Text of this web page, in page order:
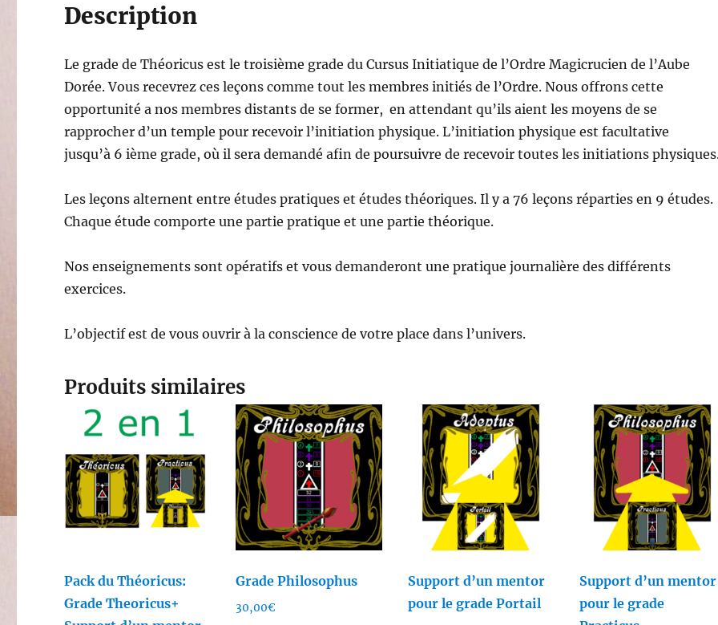
Description
Le grade de Théoricus est le troisième grade du Cursus Initiatique de l’Ordre Magicrucien de l’Aube
Dorée. Vous recevrez ces leçons comme tout les membres initiés de l’Ordre. Nous offrons cette
opportunité a nos membres distants de se former, en attendant qu’ils aient les moyens de se
rapprocher d’un temple pour recevoir l’initiation physique. L’initiation physique est facultative
jusqu’à 6 ième grade, où il sera demandé afin de poursuivre de recevoir toutes les initiations
Les leçons alternent entre études pratiques et études théoriques. Il y a 76 leçons réparties en 9 études.
Chaque étude comporte une partie pratique et une partie théorique.
Nos enseignements sont opératifs et vous demanderont une pratique journalière des différents
exercices.
L’objectif est de vous ouvrir à la conscience de votre place dans l’univers.
Produits similaires
Pack du Théoricus:
Grade Theoricus+
Grade Philosophus
30,00€
Support d’un mentor
pour le grade Portail
Support d’un mentor
pour le grade